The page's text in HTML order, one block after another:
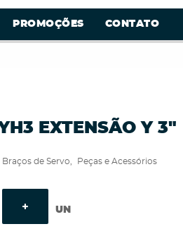
PROMOÇÕES CONTATO
EXTENSÃO Y 3"
de Servo Peças e Acessórios
UN